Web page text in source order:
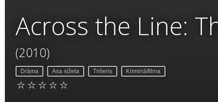
Across the Line:
(2010)
Drāma Asa sižeta Trilleris Kriminālfilma